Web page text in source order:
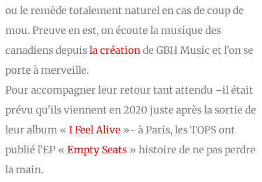
ou le remède totalement naturel en cas de coup de
mou. Preuve en est, on écoute la musique des
canadiens depuisla créationde GBH Music et l’on se
porte à merveille.
Pour accompagner leur retour tant attendu –il était
prévu qu’ils viennent en 2020 juste après la sortie de
leur album «I Feel Alive »- à Paris, les TOPS ont
publié l’EP «Empty Seats » histoire de ne pas perdre
la main.